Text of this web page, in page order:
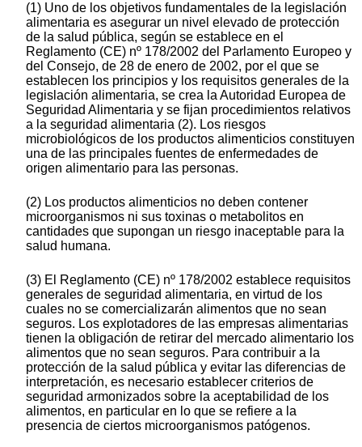
(1) Uno de los objetivos fundamentales de la legislación
alimentaria es asegurar un nivel elevado de protección
de la salud pública, según se establece en el
Reglamento (CE) nº 178/2002 del Parlamento Europeo y
del Consejo, de 28 de enero de 2002, por el que se
establecen los principios y los requisitos generales de la
legislación alimentaria, se crea la Autoridad Europea de
Seguridad Alimentaria y se fijan procedimientos relativos
a la seguridad alimentaria (2). Los riesgos
microbiológicos de los productos alimenticios constituyen
una de las principales fuentes de enfermedades de
origen alimentario para las personas.
(2) Los productos alimenticios no deben contener
microorganismos ni sus toxinas o metabolitos en
cantidades que supongan un riesgo inaceptable para la
salud humana.
(3) El Reglamento (CE) nº 178/2002 establece requisitos
generales de seguridad alimentaria, en virtud de los
cuales no se comercializarán alimentos que no sean
seguros. Los explotadores de las empresas alimentarias
tienen la obligación de retirar del mercado alimentario los
alimentos que no sean seguros. Para contribuir a la
protección de la salud pública y evitar las diferencias de
interpretación, es necesario establecer criterios de
seguridad armonizados sobre la aceptabilidad de los
alimentos, en particular en lo que se refiere a la
presencia de ciertos microorganismos patógenos.